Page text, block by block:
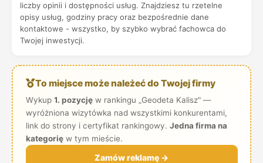
liczby opinii i dostępności usług. Znajdziesz tu rzetelne
opisy usług, godziny pracy oraz bezpośrednie dane
kontaktowe - wszystko, by szybko wybrać fachowca do
Twojej inwestycji.
To miejsce może należeć do Twojej firmy
Wykup 1. pozycjęw rankingu „Geodeta Kalisz" —
wyróżniona wizytówka nad wszystkimi konkurentami,
link do strony i certyfikat rankingowy. Jedna firma na
kategorięw tym mieście.
Zamów reklamę →